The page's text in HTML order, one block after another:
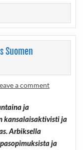
Suomen
a comment
ja
kansalaisaktivisti ja
Arbiksella
ja